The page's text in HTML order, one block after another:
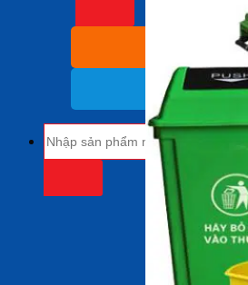
(Nhận
(Miễn
kiếm: